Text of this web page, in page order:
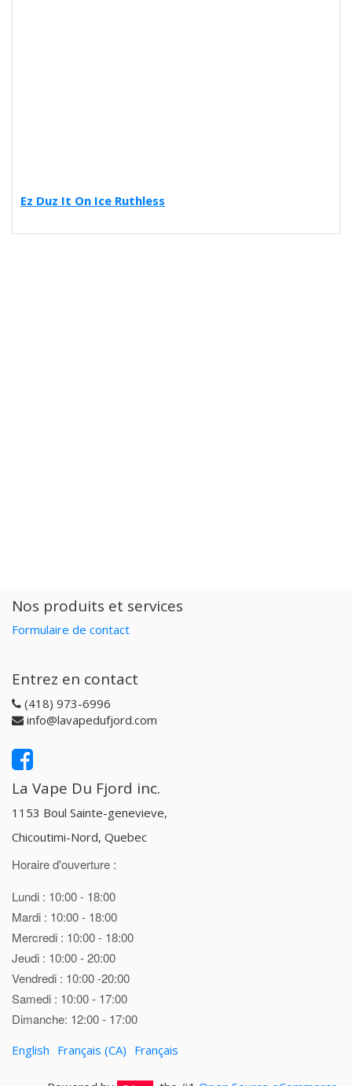
Ez Duz It On Ice Ruthless
Nos produits et services
Formulaire de contact
Entrez en contact
(418) 973-6996
info@lavapedufjord.com
La Vape Du Fjord inc.
1153 Boul Sainte-genevieve,
Chicoutimi-Nord, Quebec
Horaire d'ouverture :
Lundi : 10:00 - 18:00
Mardi : 10:00 - 18:00
Mercredi : 10:00 - 18:00
Jeudi : 10:00 - 20:00
Vendredi : 10:00 -20:00
Samedi : 10:00 - 17:00
Dimanche: 12:00 - 17:00
English Français (CA) Français